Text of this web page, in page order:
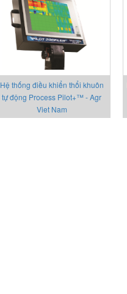
Hệ thống điều khiển thổi khuôn
tự động Process Pilot+™ - Agr
Viet Nam